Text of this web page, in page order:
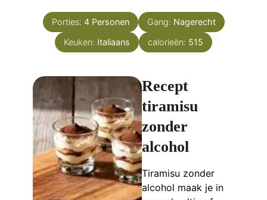
Porties: 4 Personen Gang: Nagerecht
Keuken: Italiaans calorieën: 515
Recept
tiramisu
zonder
alcohol
Tiramisu zonder
alcohol maak je in